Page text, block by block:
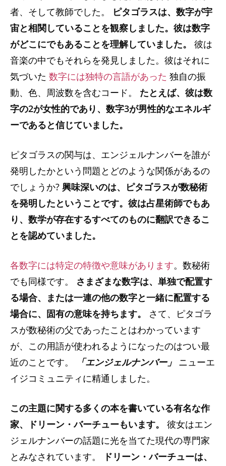
者、そして教師でした。
ピタゴラスは、数字が宇
宙と相関していることを観察しました。彼は数字
がどこにでもあることを理解していました。
彼は
音楽の中でもそれらを発見しました。彼はそれに
気づいた 数字には独特の言語があった 独自の振
動、色、周波数を含むコード。 たとえば、彼は数
字の2が女性的であり、数字3が男性的なエネルギ
ーであると信じていました。
ピタゴラスの関与は、エンジェルナンバーを誰が
発明したかという問題とどのような関係があるの
でしょうか? 興味深いのは、ピタゴラスが数秘術
を発明したということです。彼は占星術師でもあ
り、数学が存在するすべてのものに翻訳できるこ
とを認めていました。
各数字には特定の特徴や意味があります。数秘術
でも同様です。 さまざまな数字は、単独で配置す
る場合、または一連の他の数字と一緒に配置する
場合に、固有の意味を持ちます。
さて、ピタゴラ
スが数秘術の父であったことはわかっています
が、この用語が使われるようになったのはつい最
近のことです。
「エンジェルナンバー」 ニューエ
イジコミュニティに精通しました。
この主題に関する多くの本を書いている有名な作
家、ドリーン・バーチューもいます。
彼女はエン
ジェルナンバーの話題に光を当てた現代の専門家
とみなされています。
ドリーン・バーチューは、